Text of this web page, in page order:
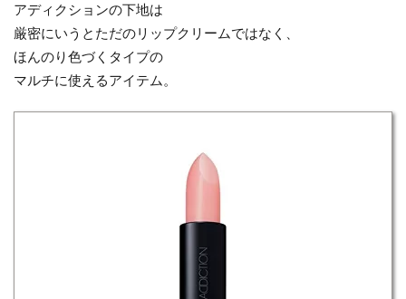
アディクションの下地は
厳密にいうとただのリップクリームではなく、
ほんのり色づくタイプの
マルチに使えるアイテム。